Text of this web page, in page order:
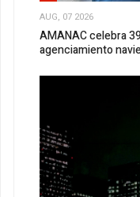
AUG, 07 2026
AMANAC celebra
agenciamiento